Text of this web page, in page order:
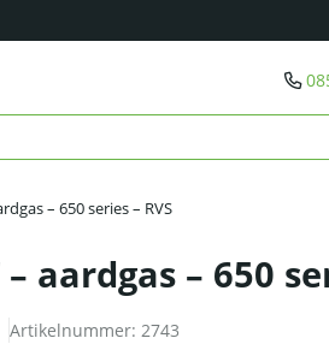
– 650 series – RVS
aardgas – 650
Artikelnummer: 2743